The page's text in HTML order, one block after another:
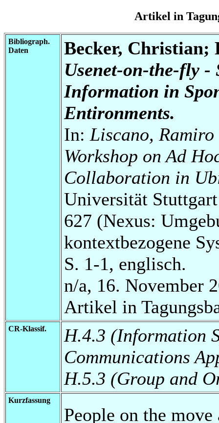
Artikel in
Bibliograph.
Daten
Becker, Christian;
Usenet-on-the-fly
Information in
Entironments.
In: Liscano,
Workshop on Ad
Collaboration in
Universität
627 (Nexus:
kontextbezogene
S. 1-1, englisch.
n/a, 16. November
Artikel in
CR-Klassif.
H.4.3 (Information
Communications
H.5.3 (Group and
Kurzfassung
People on the